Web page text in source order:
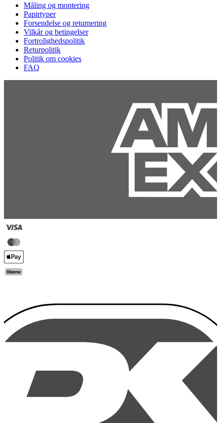
Måling og montering
Papirtyper
Forsendelse og returnering
Vilkår og betingelser
Fortrolighedspolitik
Returpolitik
Politik om cookies
FAQ